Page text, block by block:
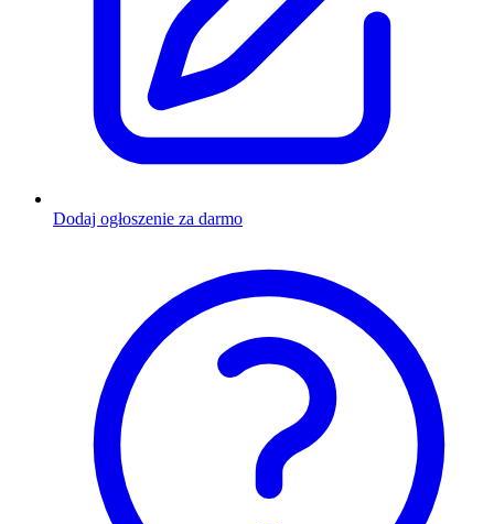
Dodaj ogłoszenie za darmo